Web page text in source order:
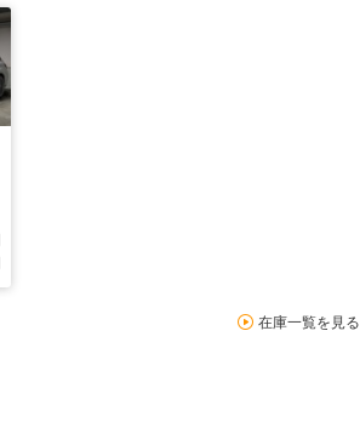
在庫一覧を見る